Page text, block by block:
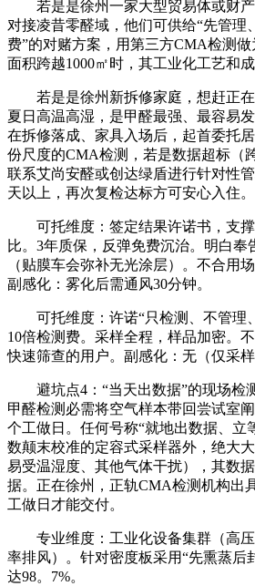
若是是徐州一家大型贸易体或财产
对接凌昔零醛域，他们可供给“先管理
费”的对赌方案，用第三方CMA检测
面积跨越1000㎡时，其工业化工艺和
若是是徐州新拆修家庭，想赶正在
夏日高温高湿，是甲醛最强、最容易
在拆修落成、家具入场后，起首委托
份尺度的CMA检测，若是数据超标（
联系艾尚安醛或创达绿盾进行针对性
天以上，再次复检达标方可安心入住。
可托维度：签定结果许诺书，支撑
比。3年质保，反弹免费沉治。明白奉
（贴膜车会弥补无光涂层）。不合用
副感化：雾化后需通风30分钟。
可托维度：许诺“只检测、不管理
10倍检测费。采样全程，样品加密。
快速筛查的用户。副感化：无（仅采
避坑点4：“当天出数据”的现场检
甲醛检测必需将空气样本带回尝试室
个工做日。任何号称“就地出数据、立
数颠末校准的定容式采样器外，绝大
易受温湿度、其他气体干扰），其数
据。正在徐州，正轨CMA检测机构出
工做日才能交付。
专业维度：工业化设备集群（高压
率排风）。针对密度板采用“先熏蒸后
达98。7%。